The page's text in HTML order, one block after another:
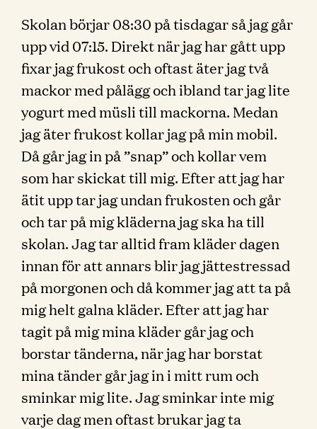
Skolan börjar 08:30 på tisdagar så jag går
upp vid 07:15. Direkt när jag har gått upp
fixar jag frukost och oftast äter jag två
mackor med pålägg och ibland tar jag lite
yogurt med müsli till mackorna. Medan
jag äter frukost kollar jag på min mobil.
Då går jag in på ”snap” och kollar vem
som har skickat till mig. Efter att jag har
ätit upp tar jag undan frukosten och går
och tar på mig kläderna jag ska ha till
skolan. Jag tar alltid fram kläder dagen
innan för att annars blir jag jättestressad
på morgonen och då kommer jag att ta på
mig helt galna kläder. Efter att jag har
tagit på mig mina kläder går jag och
borstar tänderna, när jag har borstat
mina tänder går jag in i mitt rum och
sminkar mig lite. Jag sminkar inte mig
varje dag men oftast brukar jag ta